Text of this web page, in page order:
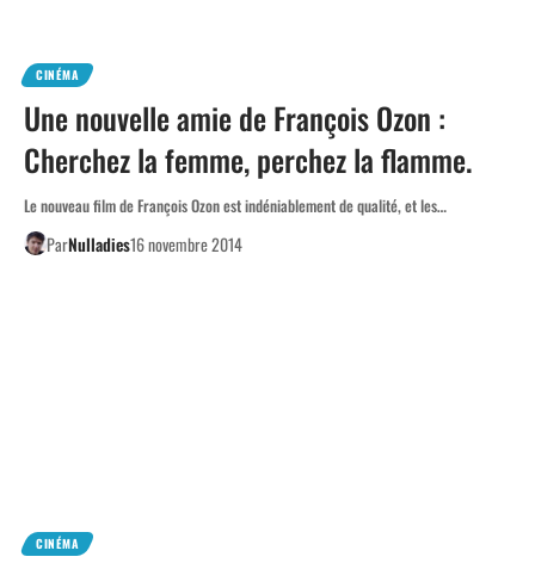
CINÉMA
Une nouvelle amie de François Ozon :
Cherchez la femme, perchez la flamme.
Le nouveau film de François Ozon est indéniablement de qualité, et les…
ParNulladies16 novembre 2014
CINÉMA